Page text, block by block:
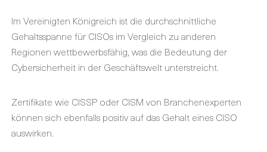
Im Vereinigten Königreich ist die durchschnittliche
Gehaltsspanne für CISOs im Vergleich zu anderen
Regionen wettbewerbsfähig, was die Bedeutung der
Cybersicherheit in der Geschäftswelt unterstreicht.
Zertifikate wie CISSP oder CISM von Branchenexperten
können sich ebenfalls positiv auf das Gehalt eines CISO
auswirken.